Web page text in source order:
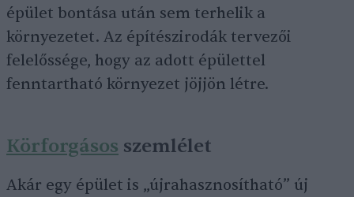
épület bontása után sem terhelik a
környezetet. Az építészirodák tervezői
felelőssége, hogy az adott épülettel
fenntartható környezet jöjjön létre.
Körforgásos szemlélet
Akár egy épület is „újrahasznosítható” új